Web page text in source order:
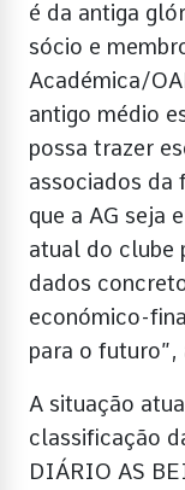
é da antiga
sócio e
Académica/
antigo médio
possa trazer
associados da
que a AG seja
atual do clube
dados
económico-
para o futuro”,
A situação
classificação
DIÁRIO AS